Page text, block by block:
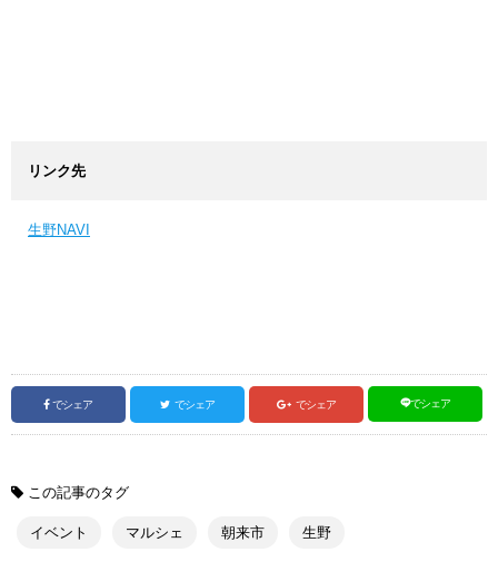
リンク先
生野NAVI
でシェア でシェア でシェア でシェア
この記事のタグ
イベント マルシェ 朝来市 生野